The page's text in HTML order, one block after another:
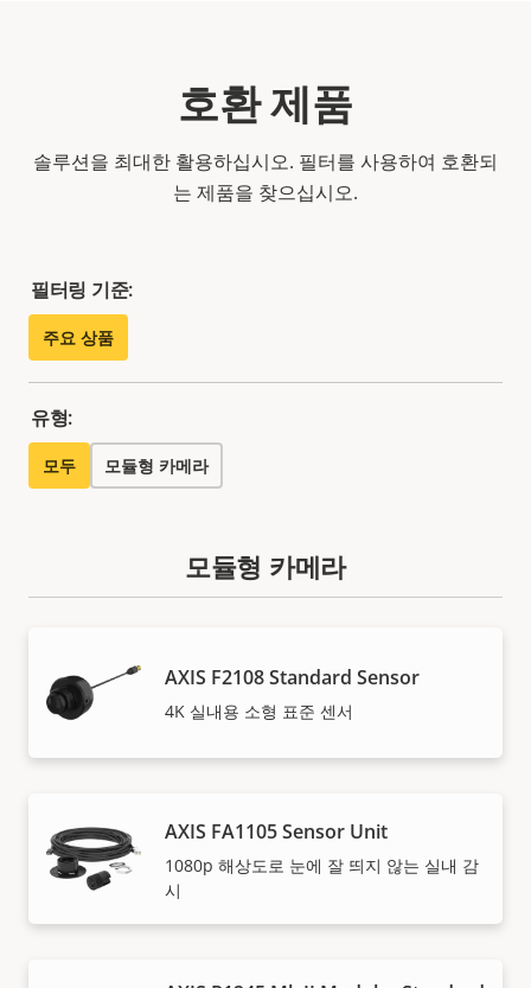
호환 제품
솔루션을 최대한 활용하십시오. 필터를 사용하여 호환되
는 제품을 찾으십시오.
필터링 기준:
주요 상품
유형:
모두 모듈형 카메라
모듈형 카메라
AXIS F2108 Standard Sensor
4K 실내용 소형 표준 센서
AXIS FA1105 Sensor Unit
1080p 해상도로 눈에 잘 띄지 않는 실내 감
시